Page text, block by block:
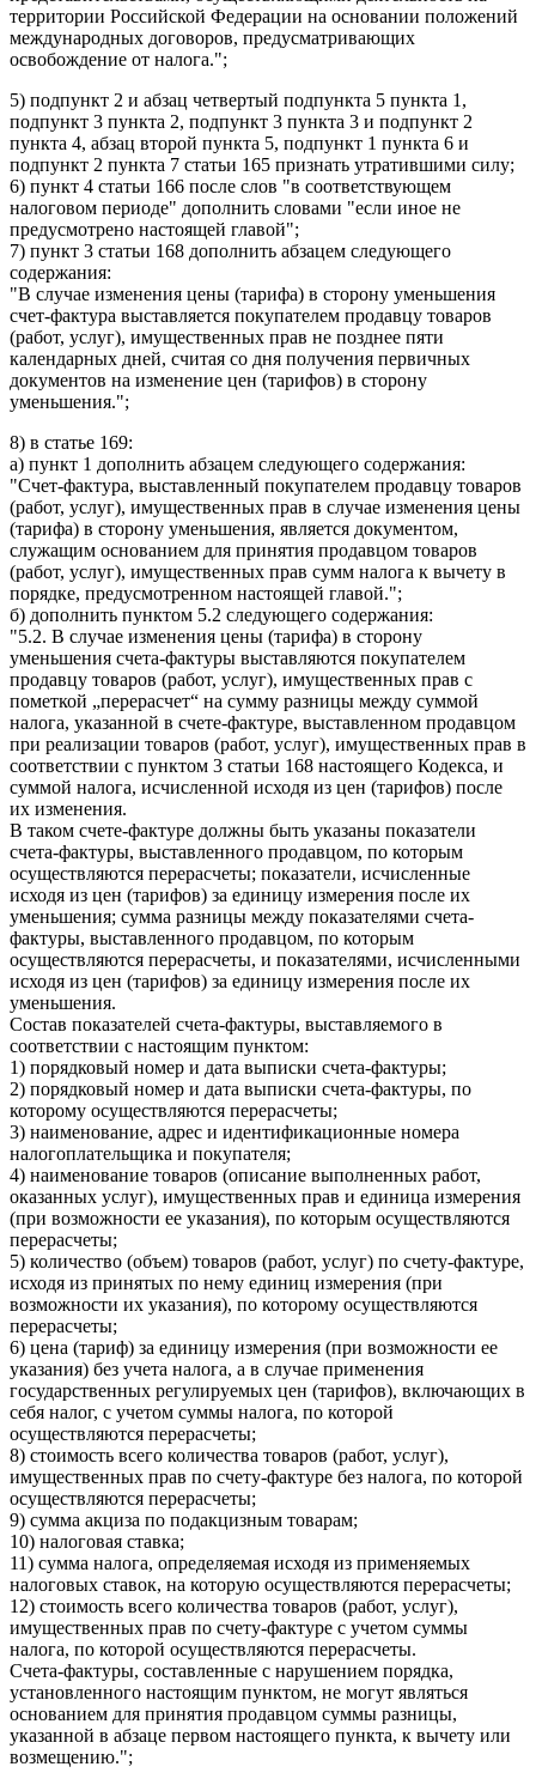
территории Российской Федерации на основании положений
международных договоров, предусматривающих
освобождение от налога.";
5) подпункт 2 и абзац четвертый подпункта 5 пункта 1,
подпункт 3 пункта 2, подпункт 3 пункта 3 и подпункт 2
пункта 4, абзац второй пункта 5, подпункт 1 пункта 6 и
подпункт 2 пункта 7 статьи 165 признать утратившими силу;
6) пункт 4 статьи 166 после слов "в соответствующем
налоговом периоде" дополнить словами "если иное не
предусмотрено настоящей главой";
7) пункт 3 статьи 168 дополнить абзацем следующего
содержания:
"В случае изменения цены (тарифа) в сторону уменьшения
счет-фактура выставляется покупателем продавцу товаров
(работ, услуг), имущественных прав не позднее пяти
календарных дней, считая со дня получения первичных
документов на изменение цен (тарифов) в сторону
уменьшения.";
8) в статье 169:
а) пункт 1 дополнить абзацем следующего содержания:
"Счет-фактура, выставленный покупателем продавцу товаров
(работ, услуг), имущественных прав в случае изменения цены
(тарифа) в сторону уменьшения, является документом,
служащим основанием для принятия продавцом товаров
(работ, услуг), имущественных прав сумм налога к вычету в
порядке, предусмотренном настоящей главой.";
б) дополнить пунктом 5.2 следующего содержания:
"5.2. В случае изменения цены (тарифа) в сторону
уменьшения счета-фактуры выставляются покупателем
продавцу товаров (работ, услуг), имущественных прав с
пометкой „перерасчет“ на сумму разницы между суммой
налога, указанной в счете-фактуре, выставленном продавцом
при реализации товаров (работ, услуг), имущественных прав в
соответствии с пунктом 3 статьи 168 настоящего Кодекса, и
суммой налога, исчисленной исходя из цен (тарифов) после
их изменения.
В таком счете-фактуре должны быть указаны показатели
счета-фактуры, выставленного продавцом, по которым
осуществляются перерасчеты; показатели, исчисленные
исходя из цен (тарифов) за единицу измерения после их
уменьшения; сумма разницы между показателями счета-
фактуры, выставленного продавцом, по которым
осуществляются перерасчеты, и показателями, исчисленными
исходя из цен (тарифов) за единицу измерения после их
уменьшения.
Состав показателей счета-фактуры, выставляемого в
соответствии с настоящим пунктом:
1) порядковый номер и дата выписки счета-фактуры;
2) порядковый номер и дата выписки счета-фактуры, по
которому осуществляются перерасчеты;
3) наименование, адрес и идентификационные номера
налогоплательщика и покупателя;
4) наименование товаров (описание выполненных работ,
оказанных услуг), имущественных прав и единица измерения
(при возможности ее указания), по которым осуществляются
перерасчеты;
5) количество (объем) товаров (работ, услуг) по счету-фактуре,
исходя из принятых по нему единиц измерения (при
возможности их указания), по которому осуществляются
перерасчеты;
6) цена (тариф) за единицу измерения (при возможности ее
указания) без учета налога, а в случае применения
государственных регулируемых цен (тарифов), включающих в
себя налог, с учетом суммы налога, по которой
осуществляются перерасчеты;
8) стоимость всего количества товаров (работ, услуг),
имущественных прав по счету-фактуре без налога, по которой
осуществляются перерасчеты;
9) сумма акциза по подакцизным товарам;
10) налоговая ставка;
11) сумма налога, определяемая исходя из применяемых
налоговых ставок, на которую осуществляются перерасчеты;
12) стоимость всего количества товаров (работ, услуг),
имущественных прав по счету-фактуре с учетом суммы
налога, по которой осуществляются перерасчеты.
Счета-фактуры, составленные с нарушением порядка,
установленного настоящим пунктом, не могут являться
основанием для принятия продавцом суммы разницы,
указанной в абзаце первом настоящего пункта, к вычету или
возмещению.";